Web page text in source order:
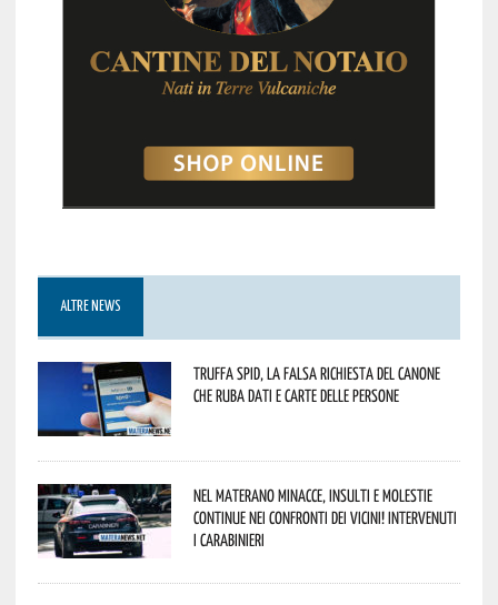
ALTRE NEWS
Truffa Spid, la falsa richiesta del canone
che ruba dati e carte delle persone
Nel materano minacce, insulti e molestie
continue nei confronti dei vicini! Intervenuti
i Carabinieri